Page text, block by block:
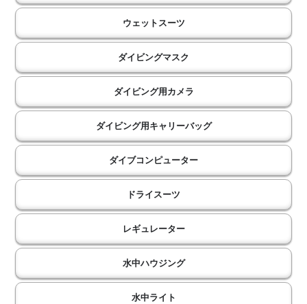
ウェットスーツ
ダイビングマスク
ダイビング用カメラ
ダイビング用キャリーバッグ
ダイブコンピューター
ドライスーツ
レギュレーター
水中ハウジング
水中ライト